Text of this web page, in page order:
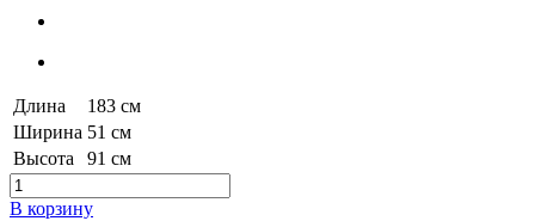
Длина
183 см
Ширина 51 см
Высота
91 см
В корзину